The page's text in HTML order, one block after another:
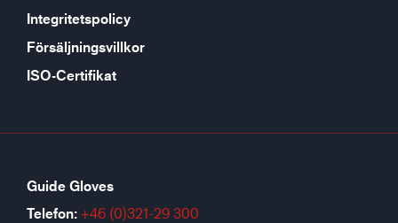
Integritetspolicy
Försäljningsvillkor
ISO-Certifikat
Guide Gloves
Telefon: +46 (0)321-29 300